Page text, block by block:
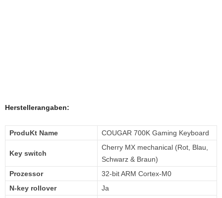
Herstellerangaben:
ProduKt Name COUGAR 700K Gaming Keyboard
Key switch
Cherry MX mechanical (Rot, Blau,
Schwarz & Braun)
Prozessor
32-bit ARM Cortex-M0
N-key rollover
Ja